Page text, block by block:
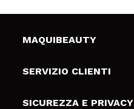
MAQUIBEAUTY
Chi siamo
Gift Cards
SERVIZIO CLIENTI
Spedizioni & Resi
SICUREZZA E PRIVACY